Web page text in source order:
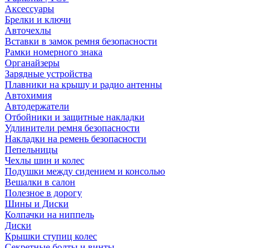
Аксессуары
Брелки и ключи
Авточехлы
Вставки в замок ремня безопасности
Рамки номерного знака
Органайзеры
Зарядные устройства
Плавники на крышу и радио антенны
Автохимия
Автодержатели
Отбойники и защитные накладки
Удлинители ремня безопасности
Накладки на ремень безопасности
Пепельницы
Чехлы шин и колес
Подушки между сидением и консолью
Вешалки в салон
Полезное в дорогу
Шины и Диски
Колпачки на ниппель
Диски
Крышки ступиц колес